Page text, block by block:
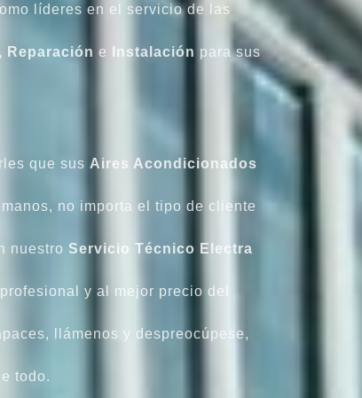
líderes en el servicio de las
Reparación e Instalación para sus
que sus Aires Acondicionados
no importa el tipo de cliente
nuestro Servicio Técnico Electra
y al mejor precio del
llámenos y despreocúpese,
todo.